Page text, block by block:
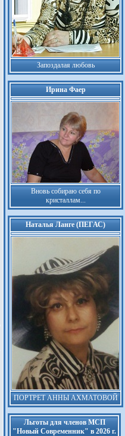
Запоздалая любовь
Ирина Фаер
Вновь собираю себя по
кристаллам...
Наталья Ланге (ПЕГАС)
ПОРТРЕТ АННЫ АХМАТОВОЙ
Льготы для членов МСП
"Новый Современник" в 2026 г.